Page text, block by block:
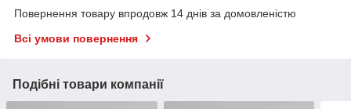
Повернення товару впродовж 14 днів за домовленістю
Всі умови повернення
Подібні товари компанії